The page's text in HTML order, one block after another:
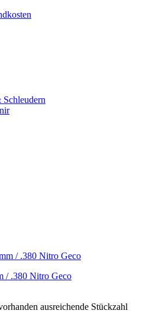
/ .380 Nitro Geco
ausreichende Stückzahl